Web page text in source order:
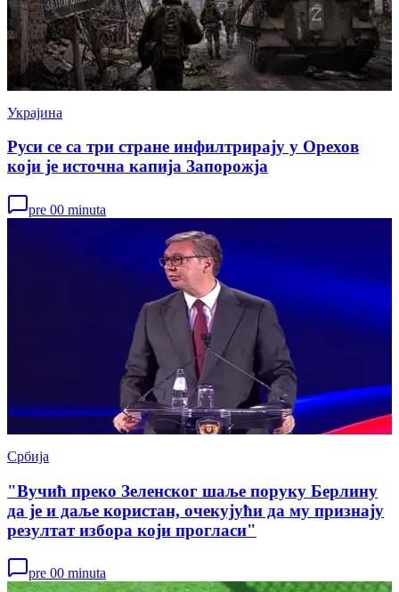
Украјина
Руси се са три стране инфилтрирају у Орехов
који је источна капија Запорожја
pre 00 minuta
Србија
"Вучић преко Зеленског шаље поруку Берлину
да је и даље користан, очекујући да му признају
резултат избора који прогласи"
pre 00 minuta